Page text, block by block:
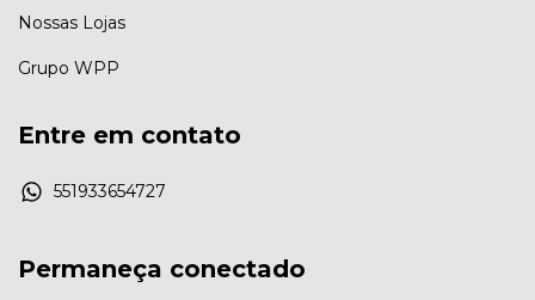
Nossas Lojas
Grupo WPP
Entre em contato
551933654727
Permaneça conectado